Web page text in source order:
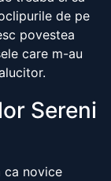
de pe
povestea
care m-au
Sereni
ca novice